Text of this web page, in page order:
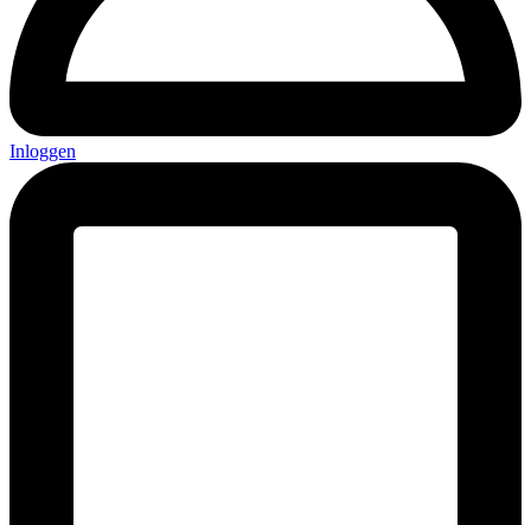
Inloggen